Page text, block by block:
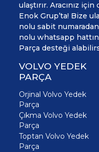
ulaştırır. Aracınız
Enok Grup’ta! Bize
nolu sabit
nolu whatsapp
Parça desteği
VOLVO YEDEK
PARÇA
Orjinal Volvo Yedek
Parça
Çıkma Volvo Yedek
Parça
Toptan Volvo Yedek
Parça